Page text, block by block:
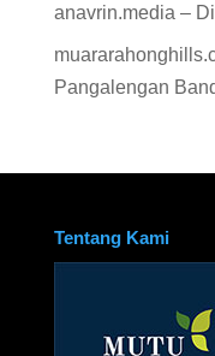
anavrin.media –
Pangalengan
Tentang Kami